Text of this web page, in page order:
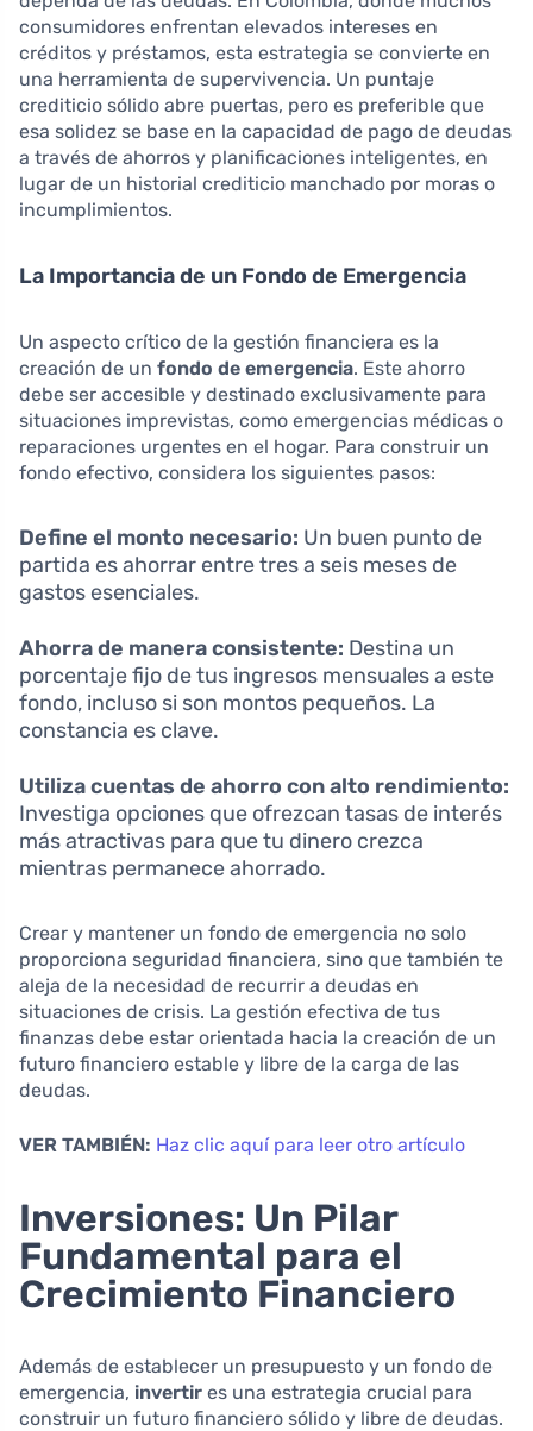
consumidores enfrentan elevados intereses en
créditos y préstamos, esta estrategia se convierte en
una herramienta de supervivencia. Un puntaje
crediticio sólido abre puertas, pero es preferible que
esa solidez se base en la capacidad de pago de deudas
a través de ahorros y planificaciones inteligentes, en
lugar de un historial crediticio manchado por moras o
incumplimientos.
La Importancia de un Fondo de Emergencia
Un aspecto crítico de la gestión financiera es la
creación de un fondo de emergencia. Este ahorro
debe ser accesible y destinado exclusivamente para
situaciones imprevistas, como emergencias médicas o
reparaciones urgentes en el hogar. Para construir un
fondo efectivo, considera los siguientes pasos:
Define el monto necesario: Un buen punto de
partida es ahorrar entre tres a seis meses de
gastos esenciales.
Ahorra de manera consistente: Destina un
porcentaje fijo de tus ingresos mensuales a este
fondo, incluso si son montos pequeños. La
constancia es clave.
Utiliza cuentas de ahorro con alto rendimiento:
Investiga opciones que ofrezcan tasas de interés
más atractivas para que tu dinero crezca
mientras permanece ahorrado.
Crear y mantener un fondo de emergencia no solo
proporciona seguridad financiera, sino que también te
aleja de la necesidad de recurrir a deudas en
situaciones de crisis. La gestión efectiva de tus
finanzas debe estar orientada hacia la creación de un
futuro financiero estable y libre de la carga de las
deudas.
VER TAMBIÉN: Haz clic aquí para leer otro artículo
Inversiones: Un Pilar
Fundamental para el
Crecimiento Financiero
Además de establecer un presupuesto y un fondo de
emergencia, invertir es una estrategia crucial para
construir un futuro financiero sólido y libre de deudas.